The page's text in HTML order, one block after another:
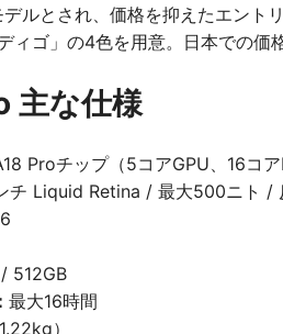
ルとされ、価格を抑えたエント
ィゴ」の4色を用意。日本での
主な仕様
Proチップ（5コアGPU、16コ
チ Liquid Retina / 最大500ニト /
512GB
最大16時間
）